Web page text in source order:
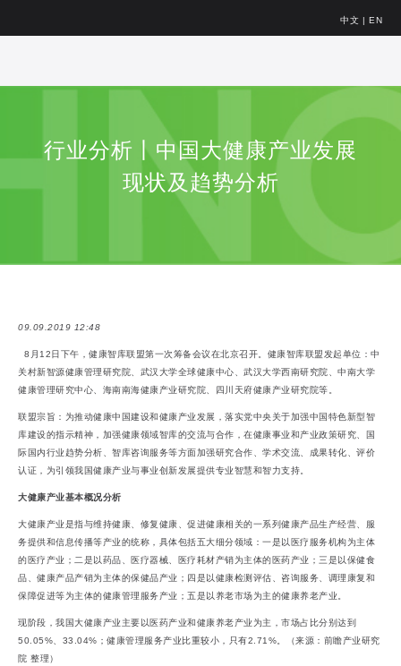
中文 | EN
行业分析丨中国大健康产业发展
现状及趋势分析
09.09.2019 12:48
8月12日下午，健康智库联盟第一次筹备会议在北京召开。健康智库联盟发起单位：中
关村新智源健康管理研究院、武汉大学全球健康中心、武汉大学西南研究院、中南大学
健康管理研究中心、海南南海健康产业研究院、四川天府健康产业研究院等。
联盟宗旨：为推动健康中国建设和健康产业发展，落实党中央关于加强中国特色新型智
库建设的指示精神，加强健康领域智库的交流与合作，在健康事业和产业政策研究、国
际国内行业趋势分析、智库咨询服务等方面加强研究合作、学术交流、成果转化、评价
认证，为引领我国健康产业与事业创新发展提供专业智慧和智力支持。
大健康产业基本概况分析
大健康产业是指与维持健康、修复健康、促进健康相关的一系列健康产品生产经营、服
务提供和信息传播等产业的统称，具体包括五大细分领域：一是以医疗服务机构为主体
的医疗产业；二是以药品、医疗器械、医疗耗材产销为主体的医药产业；三是以保健食
品、健康产品产销为主体的保健品产业；四是以健康检测评估、咨询服务、调理康复和
保障促进等为主体的健康管理服务产业；五是以养老市场为主的健康养老产业。
现阶段，我国大健康产业主要以医药产业和健康养老产业为主，市场占比分别达到
50.05%、33.04%；健康管理服务产业比重较小，只有2.71%。（来源：前瞻产业研究
院 整理）